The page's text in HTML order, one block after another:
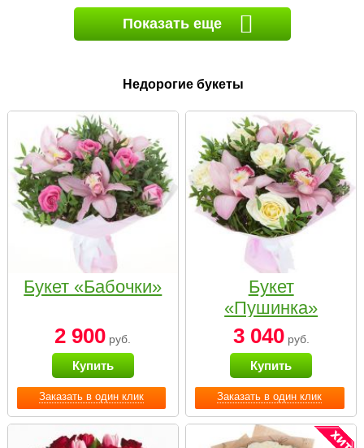
Показать еще
Недорогие букеты
Заказать в один клик
Букет «Бабочки»
2 900 руб.
Купить
Заказать в один клик
Букет
«Пушинка»
3 040руб.
Купить